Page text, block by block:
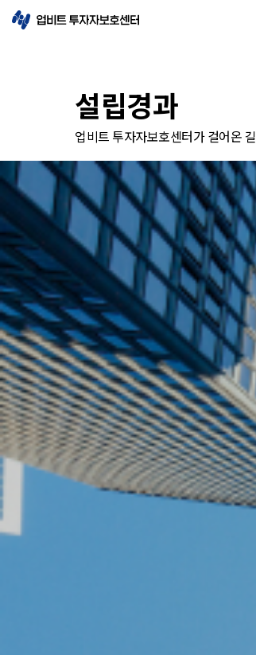
설립경과
업비트 투자자보호센터가 걸어온 길